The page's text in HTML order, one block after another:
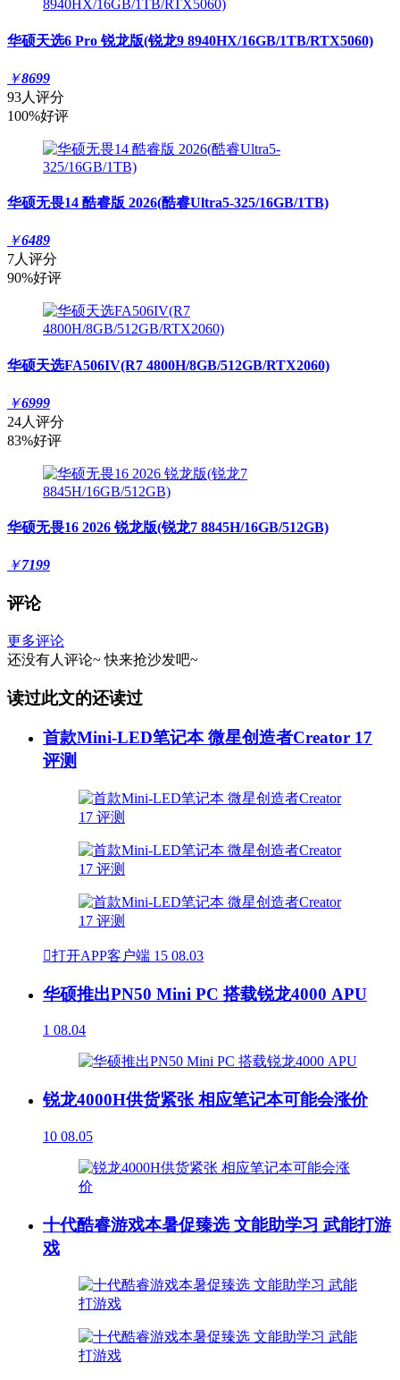
华硕天选6 Pro 锐龙版(锐龙9 8940HX/16GB/1TB/RTX5060)
￥8699
93人评分
100%好评
华硕无畏14 酷睿版 2026(酷睿Ultra5-325/16GB/1TB)
￥6489
7人评分
90%好评
华硕天选FA506IV(R7 4800H/8GB/512GB/RTX2060)
￥6999
24人评分
83%好评
华硕无畏16 2026 锐龙版(锐龙7 8845H/16GB/512GB)
￥7199
评论
更多评论
还没有人评论~ 快来抢沙发吧~
读过此文的还读过
首款Mini-LED笔记本 微星创造者Creator 17
评测
打开APP客户端 15 08.03
华硕推出PN50 Mini PC 搭载锐龙4000 APU
1 08.04
锐龙4000H供货紧张 相应笔记本可能会涨价
10 08.05
十代酷睿游戏本暑促臻选 文能助学习 武能打游
戏